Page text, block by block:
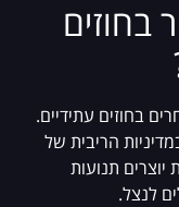
בחוזים
בחוזים עתידיים.
הריבית של
יוצרים תנועות
לנצל.